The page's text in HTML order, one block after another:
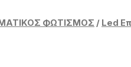
ΦΩΤΙΣΜΟΣ / Led